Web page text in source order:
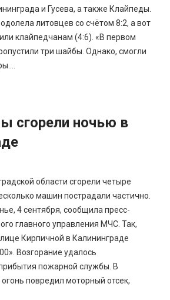
и Гусева, а также Клайпеды.
литовцев со счётом 8:2, а вот
клайпедчанам (4:6). «В первом
три шайбы. Однако, смогли
сгорели ночью в
области сгорели четыре
машин пострадали частично.
4 сентября, сообщила пресс-
главного управления МЧС. Так,
Кирпичной в Калининграде
Возгорание удалось
пожарной службы. В
повредил моторный отсек,